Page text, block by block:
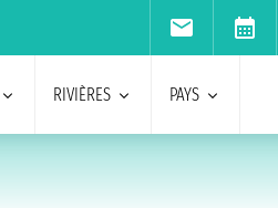
RIVIÈRES PAYS